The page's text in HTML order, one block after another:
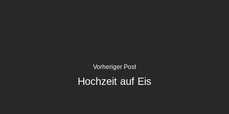
Vorheriger Post
Hochzeit auf Eis